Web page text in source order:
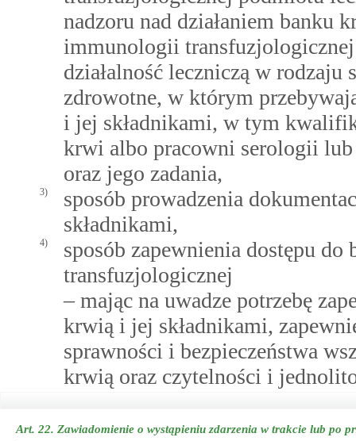
nadzoru nad działaniem banku
immunologii
działalność leczniczą w rodzaju
zdrowotne, w którym
i jej składnikami, w tym
krwi albo pracowni serologii
oraz jego zadania,
3)
sposób prowadzenia
składnikami,
4)
sposób zapewnienia dostępu
transfuzjologicznej
– mając na uwadze potrzebę
krwią i jej składnikami,
sprawności i bezpieczeństwa
krwią oraz czytelności i
Art. 22. Zawiadomienie o wystąpieniu zdarzenia w trakcie lub po